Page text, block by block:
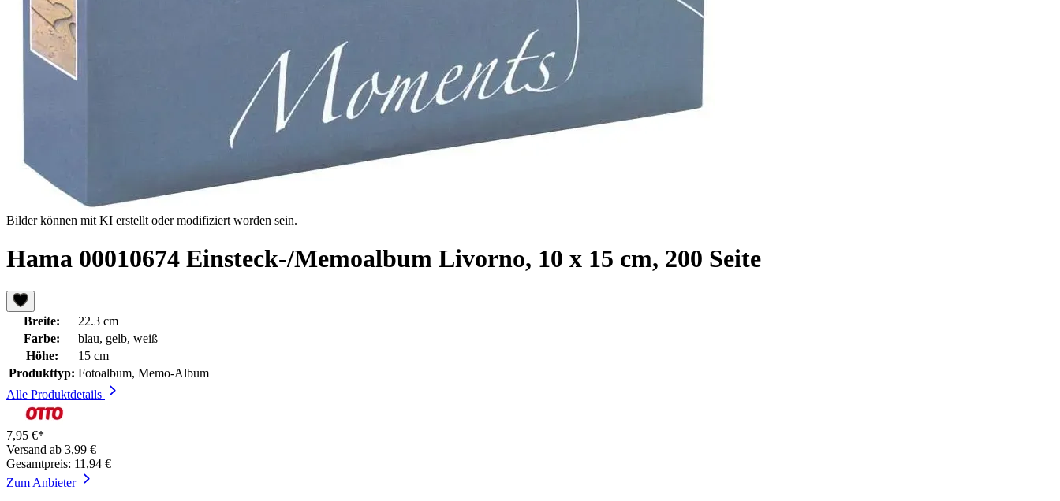
Bilder können mit KI erstellt oder modifiziert worden sein.
Hama 00010674 Einsteck-/Memoalbum Livorno, 10 x 15 cm, 200 Seite
Breite:
22.3 cm
Farbe:
blau, gelb, weiß
Höhe:
15 cm
Produkttyp: Fotoalbum, Memo-Album
Alle Produktdetails
7,95 €*
Versand ab 3,99 €
Gesamtpreis: 11,94 €
Zum Anbieter